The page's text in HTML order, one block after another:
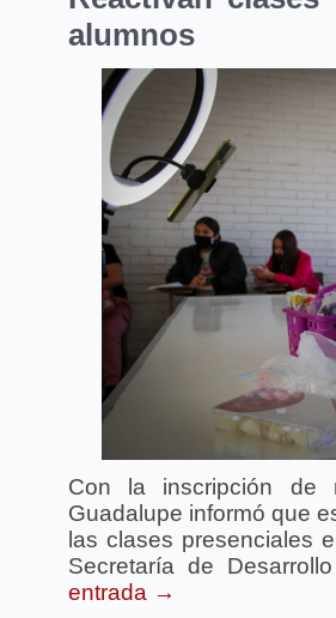
alumnos
Con la inscripción de
Guadalupe informó que
las clases presenciales
Secretaría de
entrada →